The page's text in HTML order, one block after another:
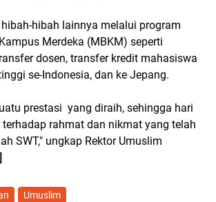
hibah lainnya melalui program
Merdeka (MBKM) seperti
dosen, transfer kredit mahasiswa
se-Indonesia, dan ke Jepang.
prestasi yang diraih, sehingga hari
rahmat dan nikmat yang telah
SWT," ungkap Rektor Umuslim
Umuslim